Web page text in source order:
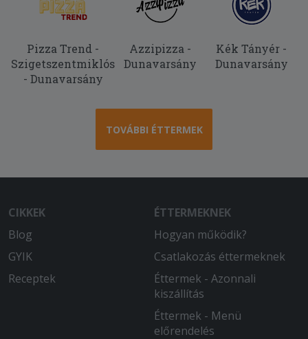
Pizza Trend -
Szigetszentmiklós
- Dunavarsány
Azzipizza -
Dunavarsány
Kék Tányér -
Dunavarsány
TOVÁBBI ÉTTERMEK
CIKKEK
Blog
GYIK
Receptek
ÉTTERMEKNEK
Hogyan működik?
Csatlakozás éttermeknek
Éttermek - Azonnali
kiszállítás
Éttermek - Menü
előrendelés